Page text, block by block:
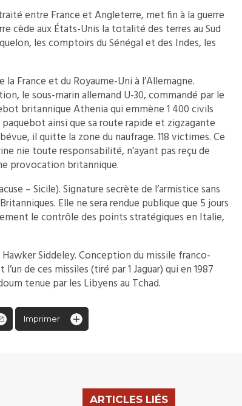
entre France et Angleterre, met fin à la guerre
cède aux États-Unis la totalité des terres au Sud
les comptoirs du Sénégal et des Indes, les
France et du Royaume-Uni à l’Allemagne.
le sous-marin allemand U-30, commandé par le
britannique Athenia qui emmène 1 400 civils
ainsi que sa route rapide et zigzagante
il quitte la zone du naufrage. 118 victimes. Ce
nie toute responsabilité, n’ayant pas reçu de
provocation britannique.
– Sicile). Signature secrète de l’armistice sans
Elle ne sera rendue publique que 5 jours
le contrôle des points stratégiques en Italie,
Siddeley. Conception du missile franco-
de ces missiles (tiré par 1 Jaguar) qui en 1987
tenue par les Libyens au Tchad.
Imprimer
ARTICLES LIÉS